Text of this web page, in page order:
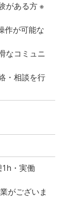
がある方 ※
作が可能な
なコミュニ
・相談を行
・実働
がございま